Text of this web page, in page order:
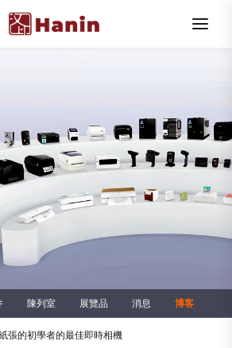
陳列室 展覽品 消息 博客
張的初學者的最佳即時相機